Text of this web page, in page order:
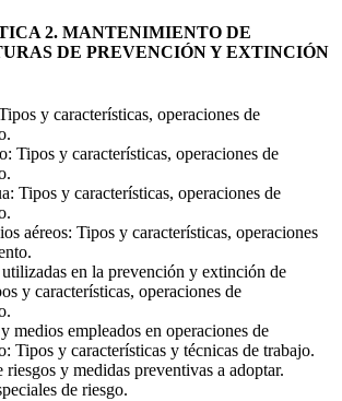
2. MANTENIMIENTO DE
DE PREVENCIÓN Y EXTINCIÓN
y características, operaciones de
Tipos y características, operaciones de
Tipos y características, operaciones de
aéreos: Tipos y características, operaciones
en la prevención y extinción de
y características, operaciones de
medios empleados en operaciones de
Tipos y características y técnicas de trabajo.
y medidas preventivas a adoptar.
de riesgo.